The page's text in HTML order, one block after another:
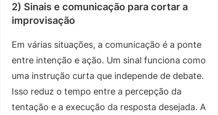
2) Sinais e comunicação para cortar a
improvisação
Em várias situações, a comunicação é a ponte
entre intenção e ação. Um sinal funciona como
uma instrução curta que independe de debate.
Isso reduz o tempo entre a percepção da
tentação e a execução da resposta desejada. A